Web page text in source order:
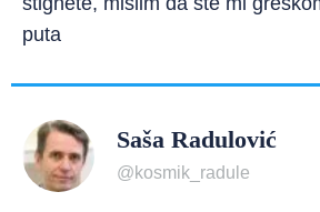
puta
Saša Radulović
@kosmik_radule